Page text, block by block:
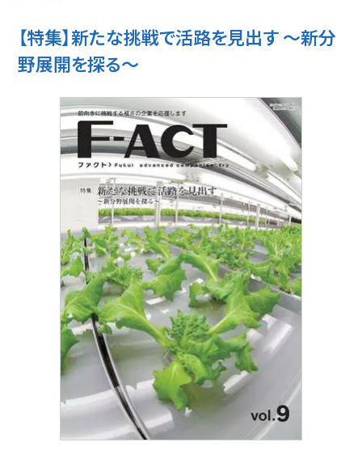
【特集】新たな挑戦で活路を見出す ～新分
野展開を探る～